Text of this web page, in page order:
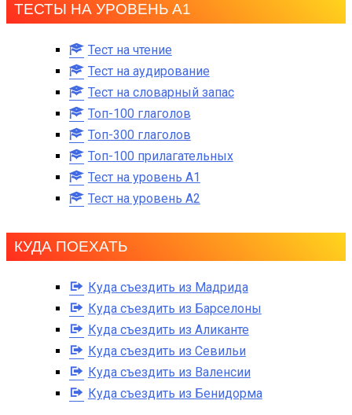
ТЕСТЫ НА УРОВЕНЬ А1
Тест на чтение
Тест на аудирование
Тест на словарный запас
Топ-100 глаголов
Топ-300 глаголов
Топ-100 прилагательных
Тест на уровень A1
Тест на уровень A2
КУДА ПОЕХАТЬ
Куда съездить из Мадрида
Куда съездить из Барселоны
Куда съездить из Аликанте
Куда съездить из Севильи
Куда съездить из Валенсии
Куда съездить из Бенидорма